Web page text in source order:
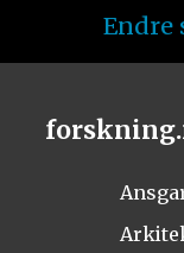
Endre